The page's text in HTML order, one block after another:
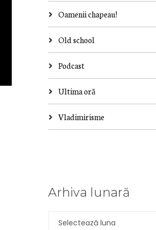
Oamenii chapeau!
Old school
Podcast
Ultima oră
Vladimirisme
Arhiva lunară